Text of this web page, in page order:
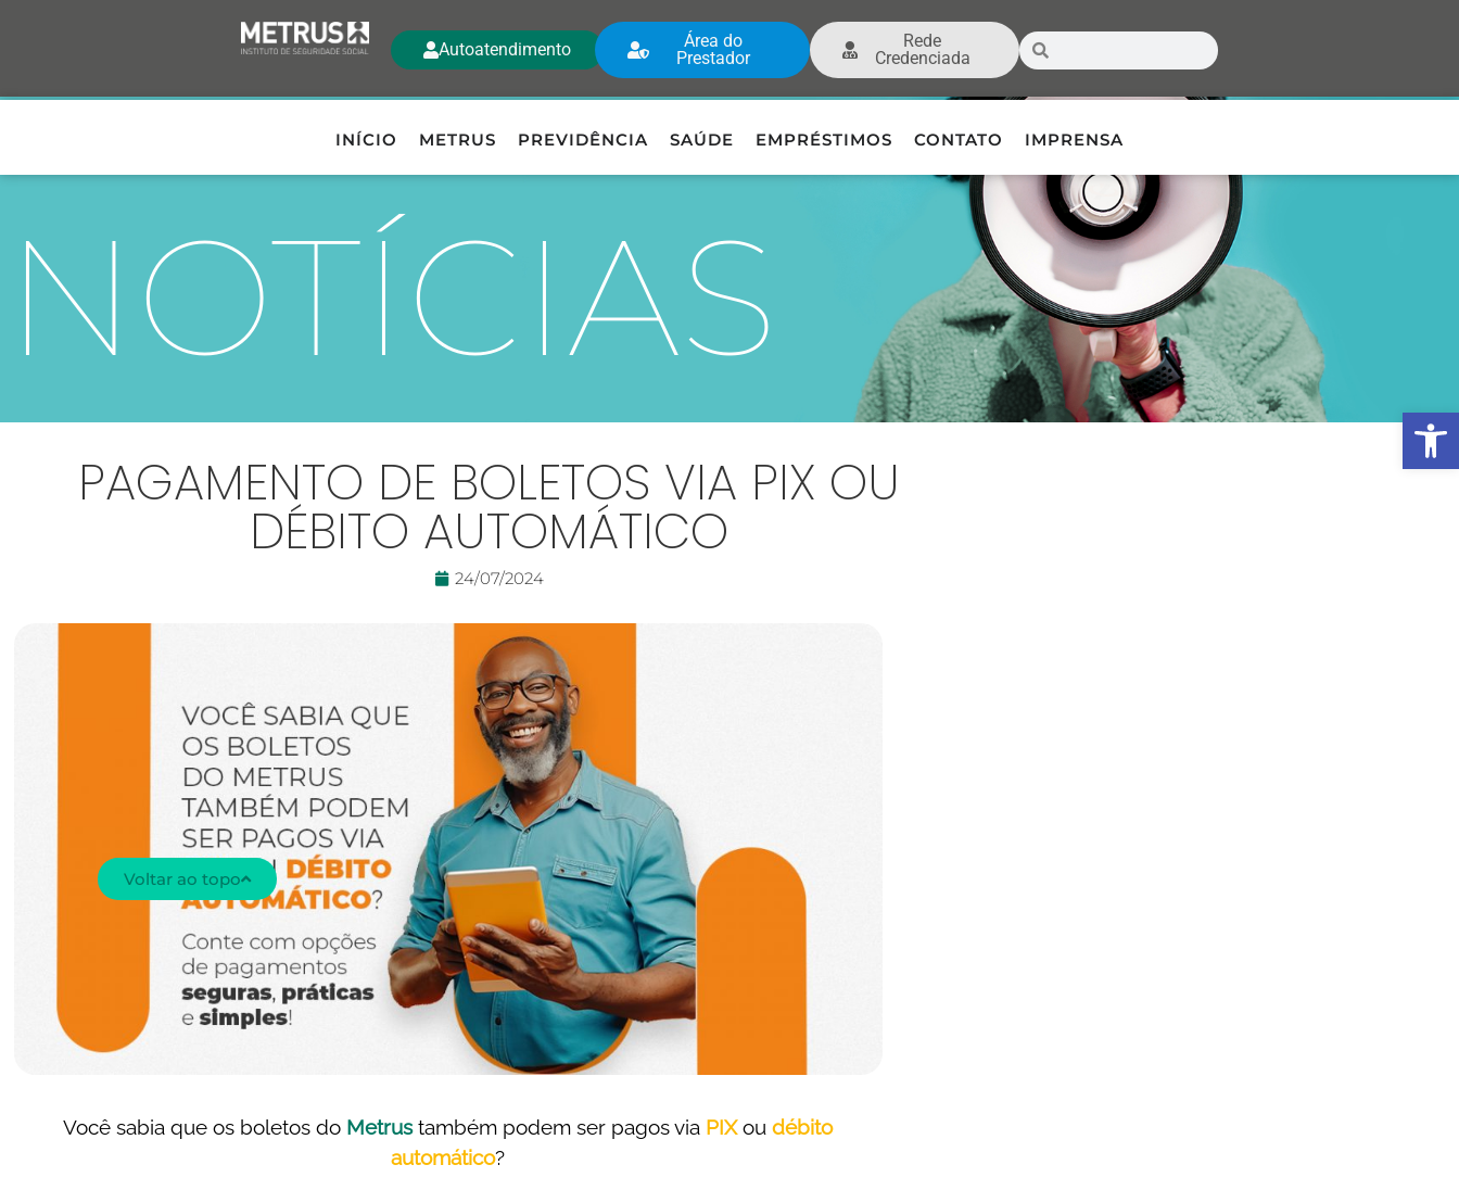
Autoatendimento
Área do
Prestador
Rede
Credenciada
INÍCIO METRUS PREVIDÊNCIA SAÚDE EMPRÉSTIMOS CONTATO IMPRENSA
NOTÍCIAS
PAGAMENTO DE BOLETOS VIA PIX OU
DÉBITO AUTOMÁTICO
24/07/2024
Você sabia que os boletos do Metrustambém podem ser pagos via PIX ou débito
automático?
Voltar ao topo